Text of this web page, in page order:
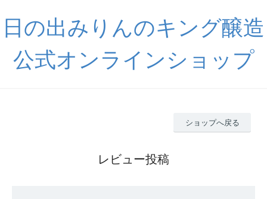
日の出みりんのキング醸造
公式オンラインショップ
ショップへ戻る
レビュー投稿